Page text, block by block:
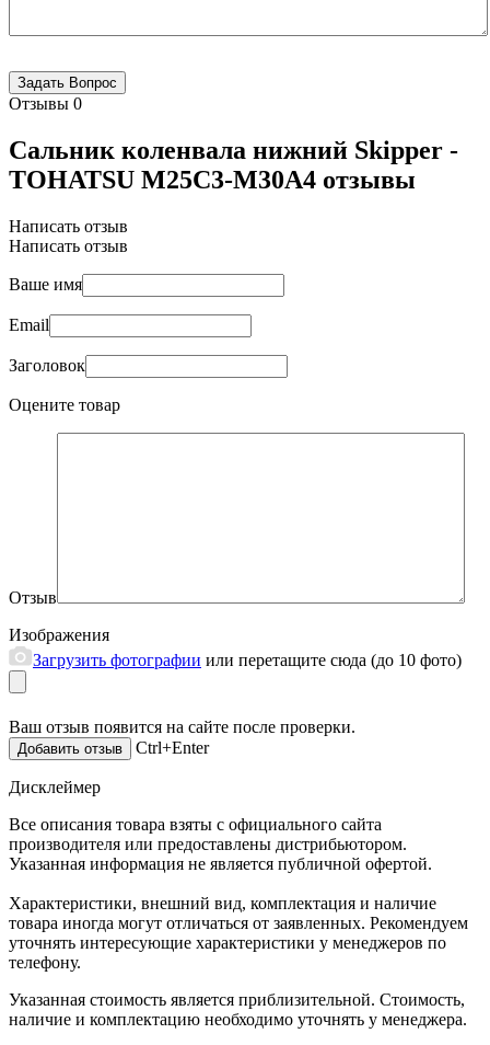
Отзывы 0
Сальник коленвала нижний Skipper -
TOHATSU M25C3-M30A4 отзывы
Написать отзыв
Написать отзыв
Ваше имя
Email
Заголовок
Оцените товар
Отзыв
Изображения
Загрузить фотографии или перетащите сюда (до 10 фото)
Ваш отзыв появится на сайте после проверки.
Ctrl+Enter
Дисклеймер
Все описания товара взяты с официального сайта
производителя или предоставлены дистрибьютором.
Указанная информация не является публичной офертой.
Характеристики, внешний вид, комплектация и наличие
товара иногда могут отличаться от заявленных. Рекомендуем
уточнять интересующие характеристики у менеджеров по
телефону.
Указанная стоимость является приблизительной. Стоимость,
наличие и комплектацию необходимо уточнять у менеджера.